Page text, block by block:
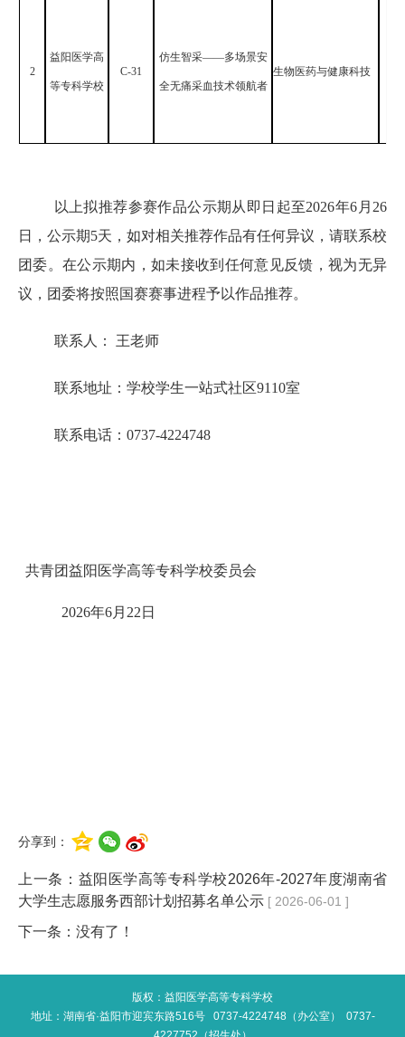
2
益阳医学高
等专科学校
C-31
仿生智采——多场景安
全无痛采血技术领航者
生物医药与健康科技
以上拟推荐参赛作品公示期从即日起至2026年6月26
日，公示期5天，如对相关推荐作品有任何异议，请联系校
团委。在公示期内，如未接收到任何意见反馈，视为无异
议，团委将按照国赛赛事进程予以作品推荐。
联系人： 王老师
联系地址：学校学生一站式社区9110室
联系电话：0737-4224748
共青团益阳医学高等专科学校委员会
2026年6月22日
分享到：
上一条： ​益阳医学高等专科学校2026年-2027年度湖南省
大学生志愿服务西部计划招募名单公示 [ 2026-06-01 ]
下一条：没有了！
版权：益阳医学高等专科学校
地址：湖南省·益阳市迎宾东路516号 0737-4224748（办公室） 0737-